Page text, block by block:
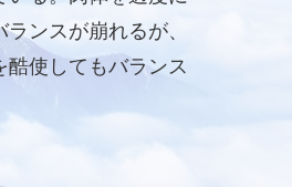
ンスが崩れるが、
酷使してもバランス